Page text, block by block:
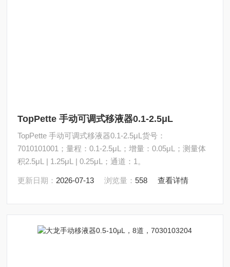
TopPette 手动可调式移液器0.1-2.5μL
TopPette 手动可调式移液器0.1-2.5μL货号：
7010101001；量程：0.1-2.5μL；增量：0.05μL；测量体
积2.5μL | 1.25μL | 0.25μL；通道：1。
更新日期： 2026-07-13 浏览量：558 查看详情